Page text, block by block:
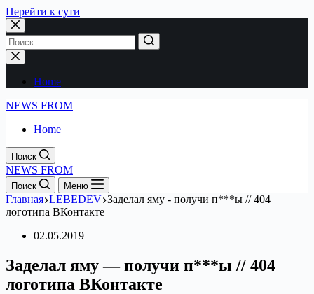
Перейти к сути
Home
NEWS FROM
Home
Поиск
NEWS FROM
Поиск Меню
Главная LEBEDEV Заделал яму - получи п***ы // 404
логотипа ВКонтакте
02.05.2019
Заделал яму — получи п***ы // 404
логотипа ВКонтакте